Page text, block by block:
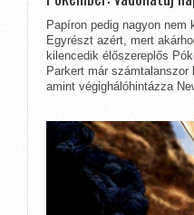
Papíron pedig nagyon nem
Egyrészt azért, mert
kilencedik élőszereplős
Parkert már számtalanszor
amint végighálóhintázza